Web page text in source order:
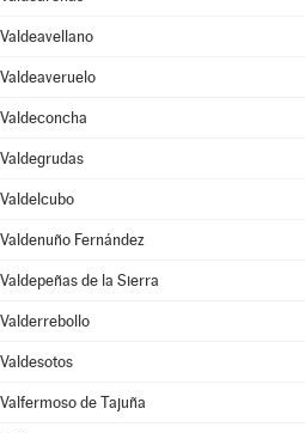
Valdeavellano
Valdeaveruelo
Valdeconcha
Valdegrudas
Valdelcubo
Valdenuño Fernández
Valdepeñas de la Sierra
Valderrebollo
Valdesotos
Valfermoso de Tajuña